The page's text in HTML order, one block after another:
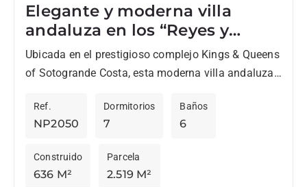
Elegante y moderna villa
andaluza en los “Reyes y
Reinas en Sotogrande Costa
Ubicada en el prestigioso complejo Kings & Queens
of Sotogrande Costa, esta moderna villa andaluza
contemporánea y encanto arquitectónico...
NP2050
Ref.
7
Dormitorios
6
Baños
636 M²
Construido
2.519 M²
Parcela